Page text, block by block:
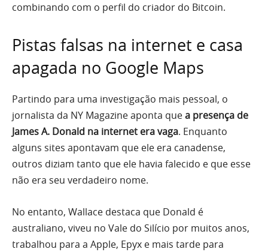
combinando com o perfil do criador do Bitcoin.
Pistas falsas na internet e casa
apagada no Google Maps
Partindo para uma investigação mais pessoal, o
jornalista da NY Magazine aponta quea presença de
James A. Donald na internet era vaga. Enquanto
alguns sites apontavam que ele era canadense,
outros diziam tanto que ele havia falecido e que esse
não era seu verdadeiro nome.
No entanto, Wallace destaca que Donald é
australiano, viveu no Vale do Silício por muitos anos,
trabalhou para a Apple, Epyx e mais tarde para